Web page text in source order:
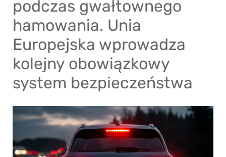
podczas gwałtownego
hamowania. Unia
Europejska wprowadza
kolejny obowiązkowy
system bezpieczeństwa